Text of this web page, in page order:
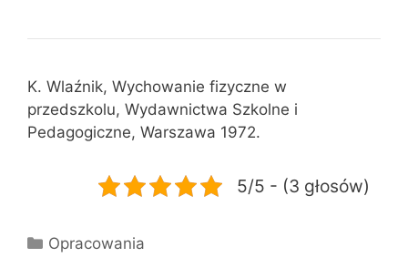
K. Wlaźnik, Wychowanie fizyczne w
przedszkolu, Wydawnictwa Szkolne i
Pedagogiczne, Warszawa 1972.
5/5 - (3 głosów)
Kategorie
Opracowania